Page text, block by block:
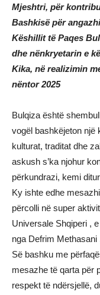
Mjeshtri, për
Bashkisë për
Këshillit të Paqes
dhe nënkryetarin e
Kika, në realizimin
nëntor 2025
Bulqiza është
vogël bashkëjeton një
kulturat, traditat dhe
askush s’ka njohur
përkundrazi, kemi
Ky ishte edhe
përcolli në super
Universale Shqiperi ,
nga Defrim
Së bashku me
mesazhe të qarta për
respekt të ndërsjellë,